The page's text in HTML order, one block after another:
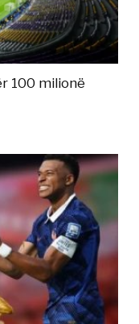
100 milionë